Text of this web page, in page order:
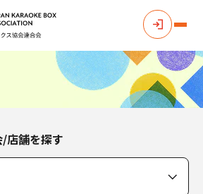
店舗を探す